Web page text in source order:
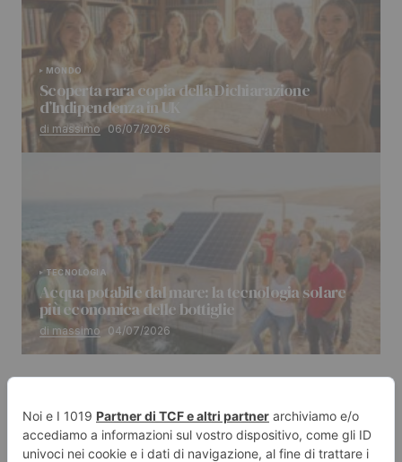
MONDO
Scoperta rara copia della Dichiarazione
d’Indipendenza in UK
di massimo 06/07/2026
TECNOLOGIA
Acqua potabile dal mare: la tecnologia solare
più economica delle bottiglie
di massimo 04/07/2026